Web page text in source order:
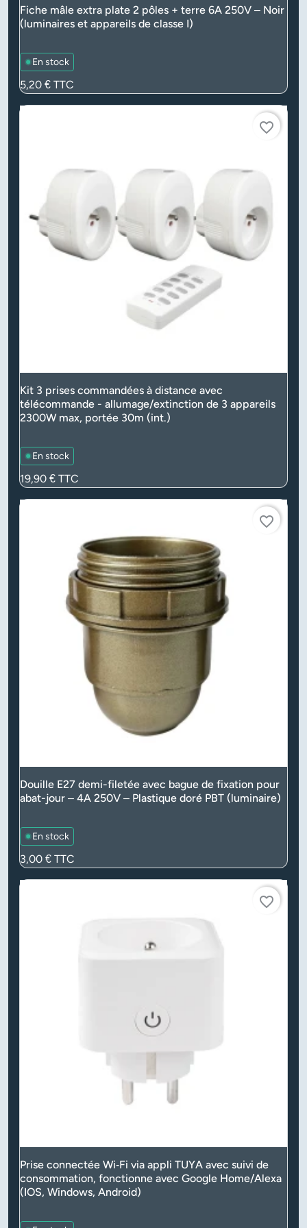
Fiche mâle extra plate 2 pôles + terre 6A 250V – Noir
(luminaires et appareils de classe I)
En stock
Prix
5,20 € TTC
favorite_border
Kit 3 prises commandées à distance avec
télécommande - allumage/extinction de 3 appareils
2300W max, portée 30m (int.)
En stock
Prix
19,90 € TTC
favorite_border
Douille E27 demi-filetée avec bague de fixation pour
abat-jour – 4A 250V – Plastique doré PBT (luminaire)
En stock
Prix
3,00 € TTC
favorite_border
Prise connectée Wi‑Fi via appli TUYA avec suivi de
consommation, fonctionne avec Google Home/Alexa
(IOS, Windows, Android)